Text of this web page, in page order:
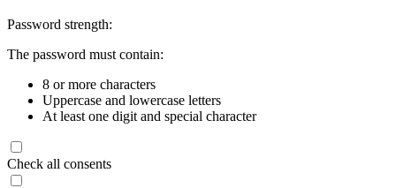
Password strength:
The password must contain:
8 or more characters
Uppercase and lowercase letters
At least one digit and special character
Check all consents